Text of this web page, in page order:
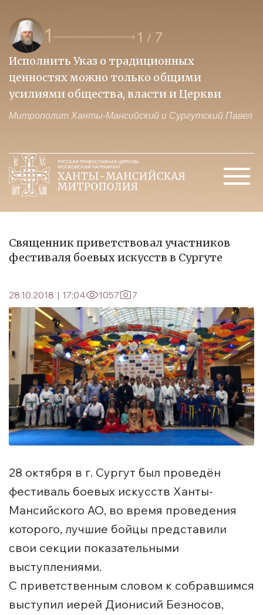
1 1 / 7
Исполнить Указ о традиционных
ценностях можно только общими
усилиями общества, власти и Церкви
Митрополит Ханты-Мансийский и Сургутский Павел
Священник приветствовал участников
фестиваля боевых искусств в Сургуте
28.10.2018 | 17:04 1057 7
28 октября в г. Сургут был проведён
фестиваль боевых искусств Ханты-
Мансийского АО, во время проведения
которого, лучшие бойцы представили
свои секции показательными
выступлениями.
С приветственным словом к собравшимся
выступил иерей Дионисий Безносов,